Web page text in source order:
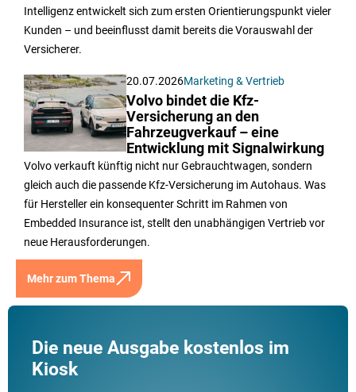
Intelligenz entwickelt sich zum ersten Orientierungspunkt vieler
Kunden – und beeinflusst damit bereits die Vorauswahl der
Versicherer.
20.07.2026Marketing & Vertrieb
Volvo bindet die Kfz-
Versicherung an den
Fahrzeugverkauf – eine
Entwicklung mit Signalwirkung
Volvo verkauft künftig nicht nur Gebrauchtwagen, sondern
gleich auch die passende Kfz-Versicherung im Autohaus. Was
für Hersteller ein konsequenter Schritt im Rahmen von
Embedded Insurance ist, stellt den unabhängigen Vertrieb vor
neue Herausforderungen.
Mehr zum Thema
Die neue Ausgabe kostenlos im
Kiosk